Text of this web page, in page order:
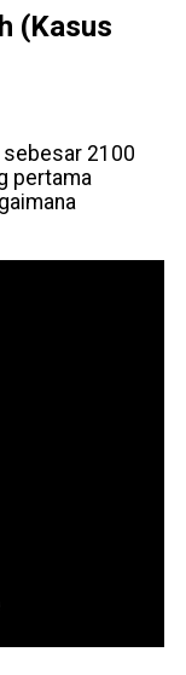
(Kasus
sebesar 2100
pertama